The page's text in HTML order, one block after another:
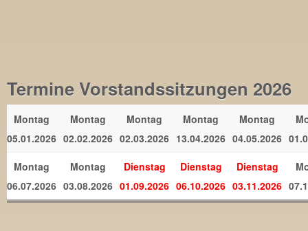
Termine Vorstandssitzungen 2026
Montag
05.01.2026
Montag
02.02.2026
Montag
02.03.2026
Montag
13.04.2026
Montag
04.05.2026
Montag
06.07.2026
Montag
03.08.2026
Dienstag
01.09.2026
Dienstag
06.10.2026
Dienstag
03.11.2026